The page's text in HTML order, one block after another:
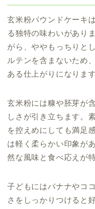
玄米粉パウンドケーキ
る独特の味わいがあり
がら、ややもっちりと
ルテンを含まないため
ある仕上がりになります
玄米粉には糠や胚芽が
しさが引き立ちます。
を控えめにしても満足
は軽く柔らかい印象が
然な風味と食べ応えが
子どもにはバナナやコ
さをしっかりつけると